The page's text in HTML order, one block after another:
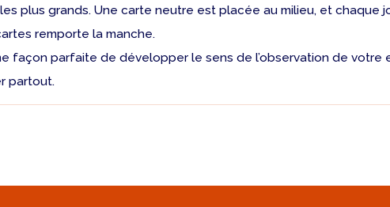
plus grands. Une carte neutre est placée au milieu, et chaque
remporte la manche.
façon parfaite de développer le sens de l’observation de votre
partout.